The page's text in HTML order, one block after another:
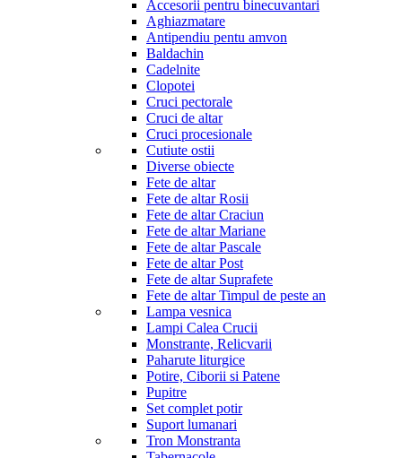
Accesorii pentru binecuvantari
Aghiazmatare
Antipendiu pentu amvon
Baldachin
Cadelnite
Clopotei
Cruci pectorale
Cruci de altar
Cruci procesionale
Cutiute ostii
Diverse obiecte
Fete de altar
Fete de altar Rosii
Fete de altar Craciun
Fete de altar Mariane
Fete de altar Pascale
Fete de altar Post
Fete de altar Suprafete
Fete de altar Timpul de peste an
Lampa vesnica
Lampi Calea Crucii
Monstrante, Relicvarii
Paharute liturgice
Potire, Ciborii si Patene
Pupitre
Set complet potir
Suport lumanari
Tron Monstranta